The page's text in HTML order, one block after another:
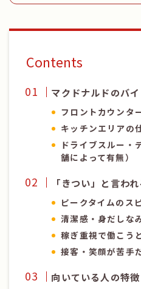
Contents
マクドナルドのバ
フロントカウンタ
キッチンエリアの
ドライブスルー・
舗によって有無）
「きつい」と言わ
ピークタイムのス
清潔感・身だしな
稼ぎ重視で働こう
接客・笑顔が苦手
向いている人の特